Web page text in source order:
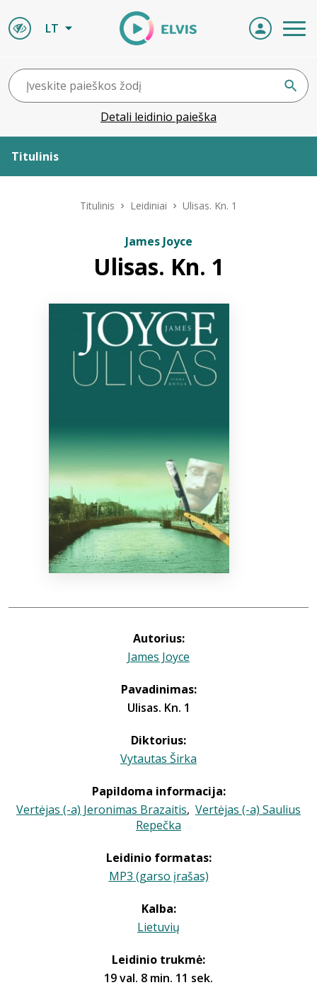
LT
Detali leidinio paieška
Titulinis
Bibliotekoms
+370 667 80 541
info@elvislab.lt
Titulinis Leidiniai Ulisas. Kn. 1
James Joyce
Ulisas. Kn. 1
Autorius:
James Joyce
Pavadinimas:
Ulisas. Kn. 1
Diktorius:
Vytautas Širka
Papildoma informacija:
Vertėjas (-a) Jeronimas Brazaitis, Vertėjas (-a) Saulius
Repečka
Leidinio formatas:
MP3 (garso įrašas)
Kalba:
Lietuvių
Leidinio trukmė:
19 val. 8 min. 11 sek.